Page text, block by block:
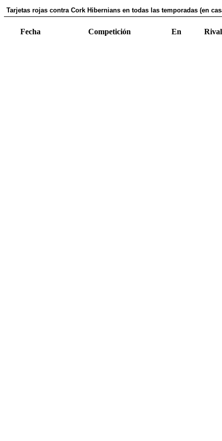
Tarjetas rojas contra Cork Hibernians en todas las temporadas (en
Fecha Competición En Rival